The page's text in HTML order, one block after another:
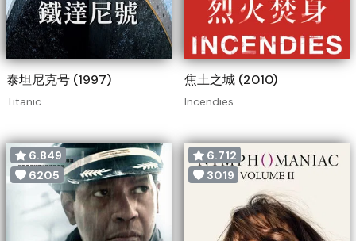
泰坦尼克号 (1997)
Titanic
焦土之城 (2010)
Incendies
6.849
6205
6.712
3019